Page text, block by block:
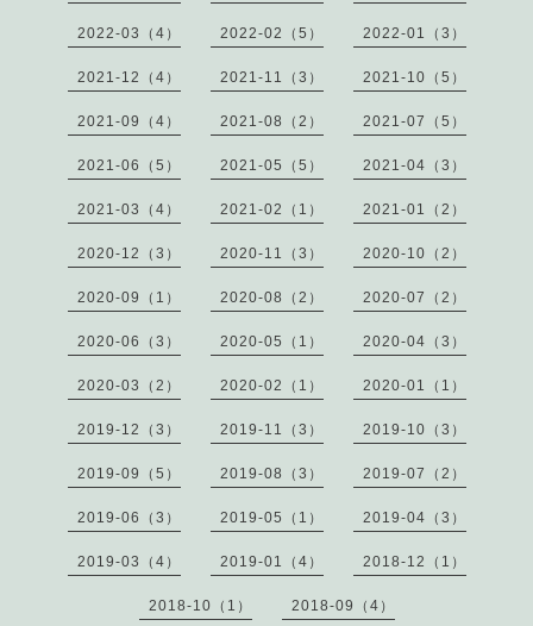
2022-03（4） 2022-02（5） 2022-01（3）
2021-12（4） 2021-11（3） 2021-10（5）
2021-09（4） 2021-08（2） 2021-07（5）
2021-06（5） 2021-05（5） 2021-04（3）
2021-03（4） 2021-02（1） 2021-01（2）
2020-12（3） 2020-11（3） 2020-10（2）
2020-09（1） 2020-08（2） 2020-07（2）
2020-06（3） 2020-05（1） 2020-04（3）
2020-03（2） 2020-02（1） 2020-01（1）
2019-12（3） 2019-11（3） 2019-10（3）
2019-09（5） 2019-08（3） 2019-07（2）
2019-06（3） 2019-05（1） 2019-04（3）
2019-03（4） 2019-01（4） 2018-12（1）
2018-10（1） 2018-09（4）